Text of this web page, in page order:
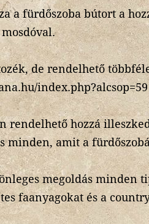
a fürdőszoba bútort a
de rendelhető
index.php?alcsop=59
rendelhető hozzá
minden, amit a
megoldás minden
faanyagokat és a